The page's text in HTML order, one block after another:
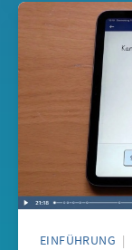
EINFÜHRUNG |